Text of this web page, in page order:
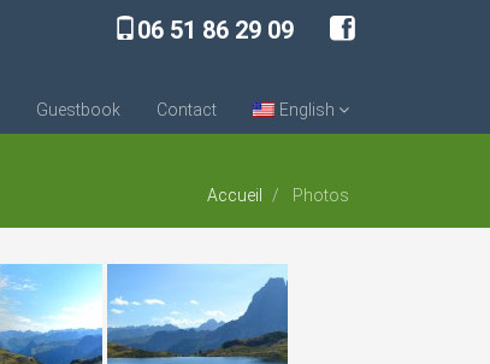
06 51 86 29 09
Guestbook Contact English
Accueil Photos